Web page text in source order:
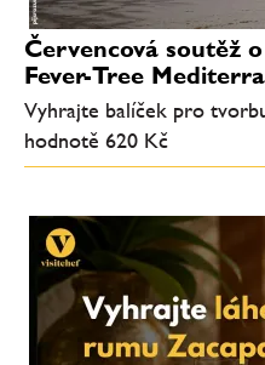
Červencová soutěž
Fever-Tree
Vyhrajte balíček pro
hodnotě 620 Kč